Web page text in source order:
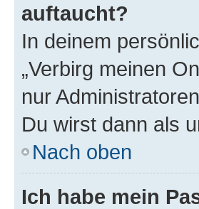
auftaucht?
In deinem
„Verbirg meinen
nur
Du wirst dann als
Nach oben
Ich habe mein